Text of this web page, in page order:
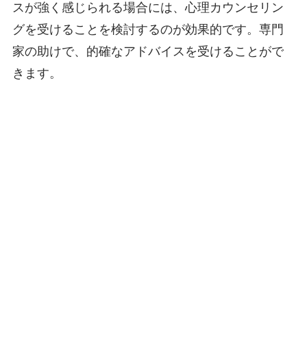
スが強く感じられる場合には、心理カウンセリン
グを受けることを検討するのが効果的です。専門
家の助けで、的確なアドバイスを受けることがで
きます。